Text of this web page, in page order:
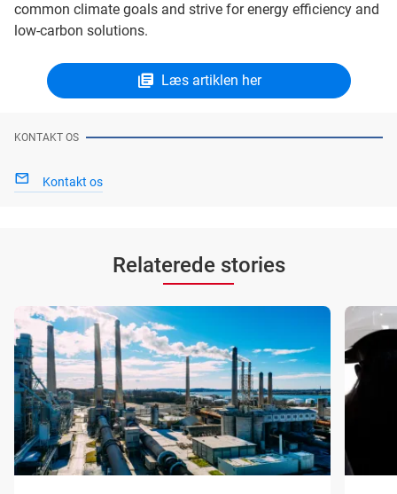
common climate goals and strive for energy efficiency and
low-carbon solutions.
Læs artiklen her
KONTAKT OS
Kontakt os
Relaterede stories